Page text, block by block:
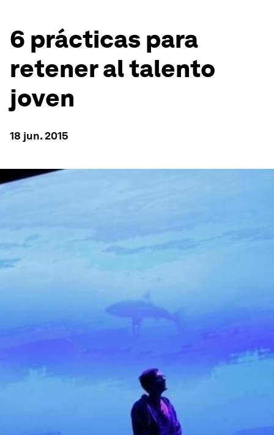
6 prácticas para
retener al talento
joven
18 jun. 2015